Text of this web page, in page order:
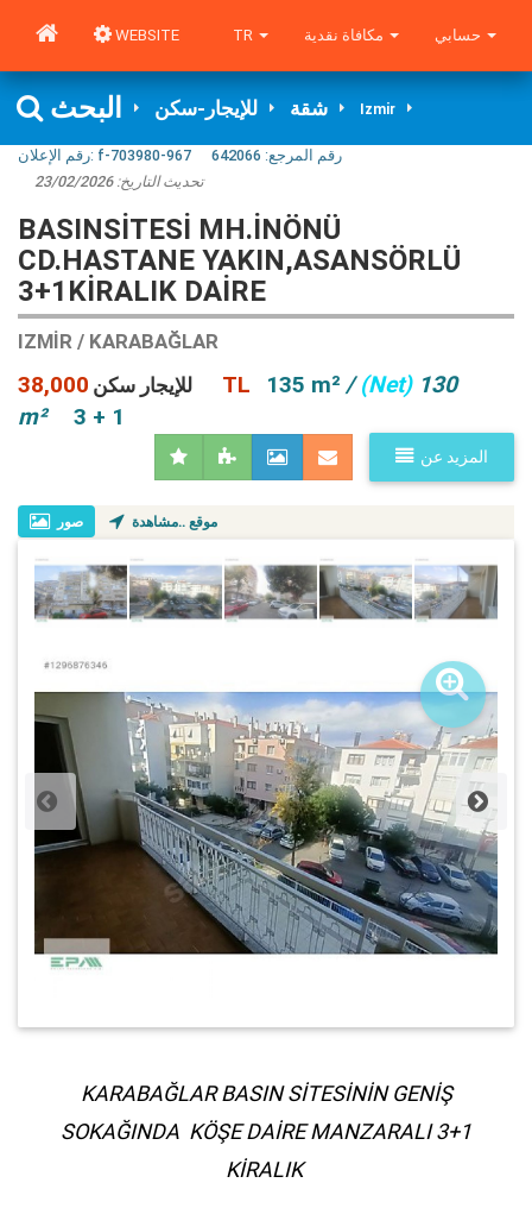
WEBSITE TR
البحث للإيجار-سكن شقة Izmir
رقم الإعلان: f-703980-967 رقم المرجع: 642066
تحديث التاريخ:23/02/2026
BASINSITESI MH.İNÖNÜ
CD.HASTANE YAKIN,ASANSÖRLÜ
3+1KIRALIK DAIRE
IZMIR / KARABAĞLAR
للإيجار سكن
38,000 TL 135 m² /(Net)130
m²
3 + 1
المزيد عن
صور موقع ..مشاهدة
KARABAĞLAR BASIN SİTESİNİN GENİŞ
SOKAĞINDA KÖŞE DAİRE MANZARALI 3+1
KİRALIK